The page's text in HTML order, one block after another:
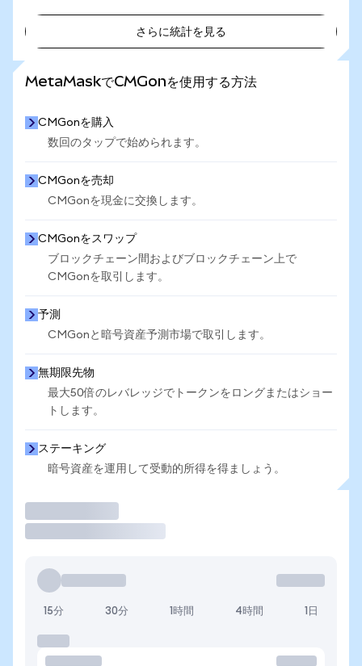
さらに統計を見る
MetaMaskでCMGonを使用する方法
CMGonを購入
数回のタップで始められます。
CMGonを売却
CMGonを現金に交換します。
CMGonをスワップ
ブロックチェーン間およびブロックチェーン上で
CMGonを取引します。
予測
CMGonと暗号資産予測市場で取引します。
無期限先物
最大50倍のレバレッジでトークンをロングまたはショー
トします。
ステーキング
暗号資産を運用して受動的所得を得ましょう。
15分 30分 1時間 4時間 1日